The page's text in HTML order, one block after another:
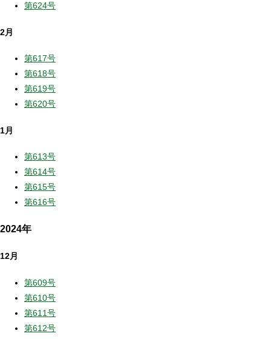
第624号
2月
第617号
第618号
第619号
第620号
1月
第613号
第614号
第615号
第616号
2024年
12月
第609号
第610号
第611号
第612号